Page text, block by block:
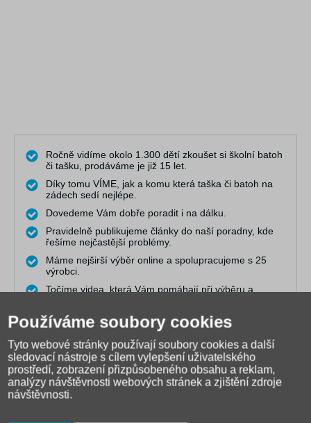
Ročně vidíme okolo 1.300 dětí zkoušet si školní batoh
či tašku, prodáváme je již 15 let.
Díky tomu VÍME, jak a komu která taška či batoh na
zádech sedí nejlépe.
Dovedeme Vám dobře poradit i na dálku.
Pravidelně publikujeme články do naší poradny, kde
řešíme nejčastější problémy.
Máme nejširší výběr online a spolupracujeme s 25
výrobci.
Točíme videa, která Vám pomáhají při výběru a
Obraťte se na nás
U nás máte jistotu.
Používáme soubory cookies
Tyto webové stránky používají soubory cookies a další
sledovací nástroje s cílem vylepšení uživatelského
prostředí, zobrazení přizpůsobeného obsahu a reklam,
analýzy návštěvnosti webových stránek a zjištění zdroje
návštěvnosti.